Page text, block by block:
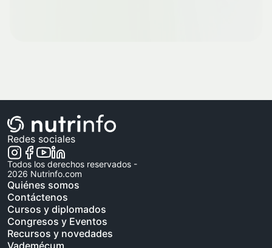
Redes sociales
Todos los derechos reservados -
2026 Nutrinfo.com
Quiénes somos
Contáctenos
Cursos y diplomados
Congresos y Eventos
Recursos y novedades
Vademécum